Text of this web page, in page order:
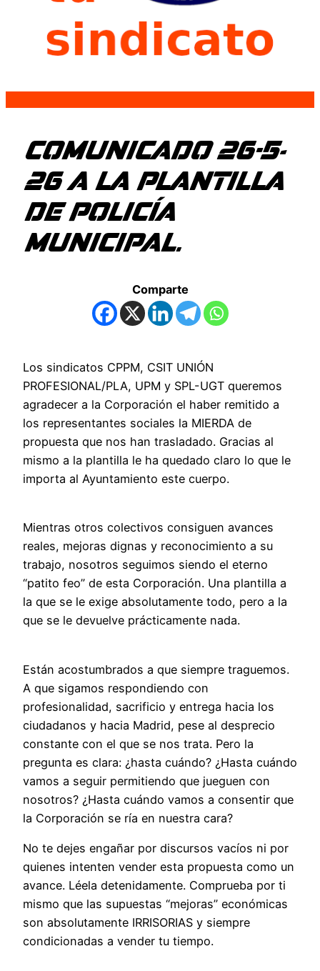
COMUNICADO 26-5-
26 A LA PLANTILLA
DE POLICÍA
MUNICIPAL.
Comparte
Los sindicatos CPPM, CSIT UNIÓN
PROFESIONAL/PLA, UPM y SPL-UGT queremos
agradecer a la Corporación el haber remitido a
los representantes sociales la MIERDA de
propuesta que nos han trasladado. Gracias al
mismo a la plantilla le ha quedado claro lo que le
importa al Ayuntamiento este cuerpo.
Mientras otros colectivos consiguen avances
reales, mejoras dignas y reconocimiento a su
trabajo, nosotros seguimos siendo el eterno
“patito feo” de esta Corporación. Una plantilla a
la que se le exige absolutamente todo, pero a la
que se le devuelve prácticamente nada.
Están acostumbrados a que siempre traguemos.
A que sigamos respondiendo con
profesionalidad, sacrificio y entrega hacia los
ciudadanos y hacia Madrid, pese al desprecio
constante con el que se nos trata. Pero la
pregunta es clara: ¿hasta cuándo? ¿Hasta cuándo
vamos a seguir permitiendo que jueguen con
nosotros? ¿Hasta cuándo vamos a consentir que
la Corporación se ría en nuestra cara?
No te dejes engañar por discursos vacíos ni por
quienes intenten vender esta propuesta como un
avance. Léela detenidamente. Comprueba por ti
mismo que las supuestas “mejoras” económicas
son absolutamente IRRISORIAS y siempre
condicionadas a vender tu tiempo.